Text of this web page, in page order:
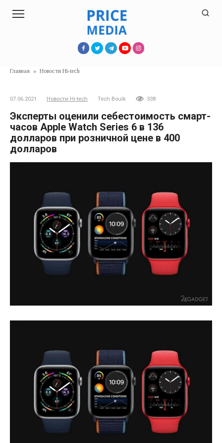
Главная » Новости Hi-tech
07.06.2021 Новости Hi-tech Tech Boulk 338
Эксперты оценили себестоимость смарт-
часов Apple Watch Series 6 в 136
долларов при розничной цене в 400
долларов